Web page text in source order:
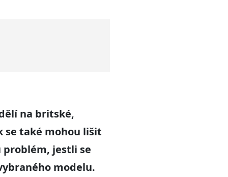
na britské,
se také mohou lišit
jestli se
modelu.